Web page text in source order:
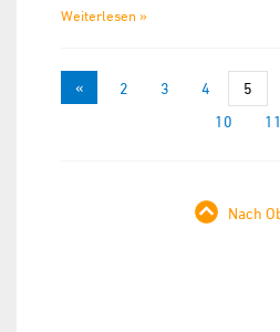
Weiterlesen »
«1 2 3 4 5
10
11
Nach